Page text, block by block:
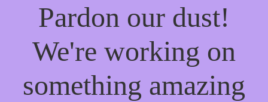
Pardon our dust!
We're working on
something amazing